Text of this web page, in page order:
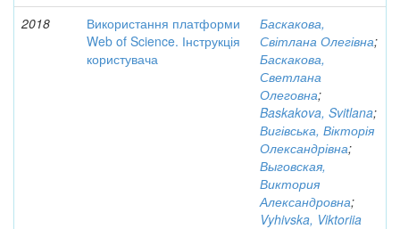
2018
Використання платформи
Web of Science. Інструкція
користувача
Баскакова,
Світлана Олегівна;
Баскакова,
Светлана
Олеговна;
Baskakova, Svitlana;
Вигівська, Вікторія
Олександрівна;
Выговская,
Виктория
Александровна;
Vyhivska, Viktoriia